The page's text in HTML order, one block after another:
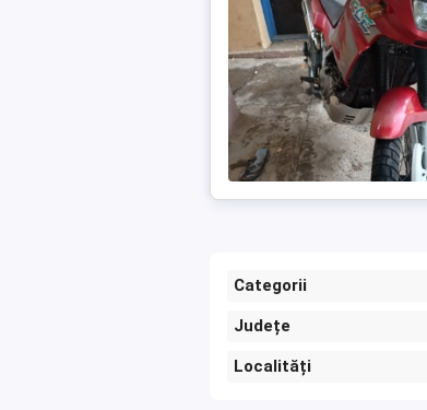
Categorii
Județe
Localități